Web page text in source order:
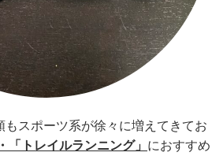
もスポーツ系が徐々に増えてきてお
「トレイルランニング」 におすすめ